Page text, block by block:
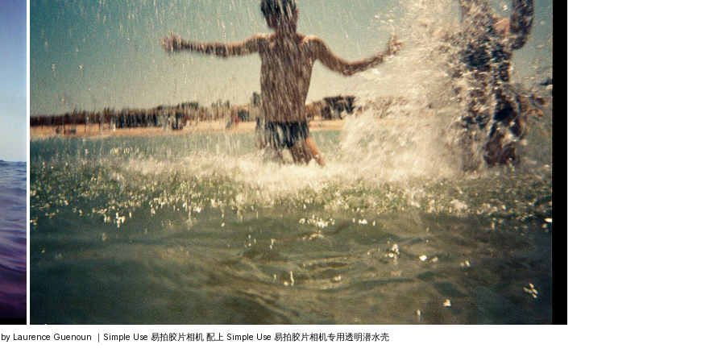
Laurence Guenoun ｜Simple Use 易拍胶片相机 配上 Simple Use 易拍胶片相机专用透明潜水壳